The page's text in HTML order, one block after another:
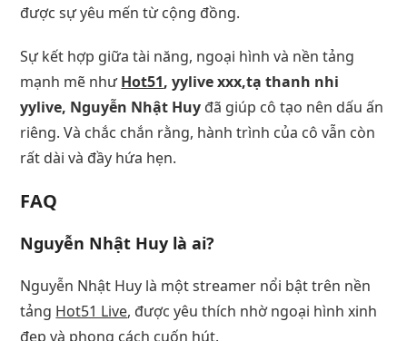
được sự yêu mến từ cộng đồng.
Sự kết hợp giữa tài năng, ngoại hình và nền tảng
mạnh mẽ nhưHot51, yylive xxx,tạ thanh nhi
yylive, Nguyễn Nhật Huy đã giúp cô tạo nên dấu ấn
riêng. Và chắc chắn rằng, hành trình của cô vẫn còn
rất dài và đầy hứa hẹn.
FAQ
Nguyễn Nhật Huy là ai?
Nguyễn Nhật Huy là một streamer nổi bật trên nền
tảng Hot51 Live, được yêu thích nhờ ngoại hình xinh
đẹp và phong cách cuốn hút.